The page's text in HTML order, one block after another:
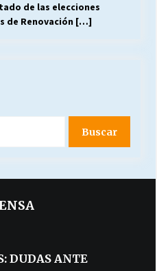
de las elecciones
de Renovación […]
DUDAS ANTE